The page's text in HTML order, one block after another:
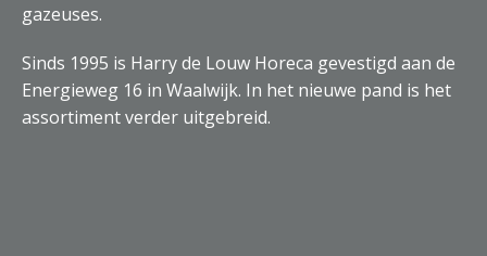
gazeuses.
Sinds 1995 is Harry de Louw Horeca gevestigd aan de
Energieweg 16 in Waalwijk. In het nieuwe pand is het
assortiment verder uitgebreid.